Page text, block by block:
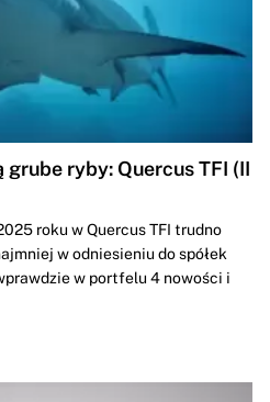
ryby: Quercus TFI (II
roku w Quercus TFI trudno
w odniesieniu do spółek
w portfelu 4 nowości i